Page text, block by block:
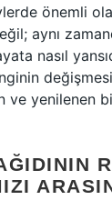
önemli
aynı
nasıl
ve yenilenen